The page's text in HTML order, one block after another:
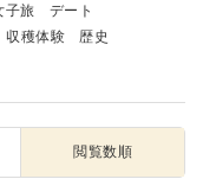
子旅
デート
収穫体験
歴史
閲覧数順